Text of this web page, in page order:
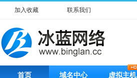
加入收藏 联系我们
首页 域名中心 虚拟主机